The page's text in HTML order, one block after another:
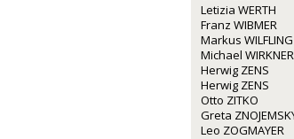
Letizia WERTH
Franz WIBMER
Markus WILFLING
Michael WIRKNER
Herwig ZENS
Herwig ZENS
Otto ZITKO
Greta
Leo ZOGMAYER